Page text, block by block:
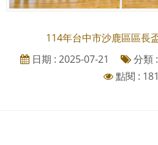
114年台中市沙鹿區區長
日期 : 2025-07-21
分類 :
點閱 :